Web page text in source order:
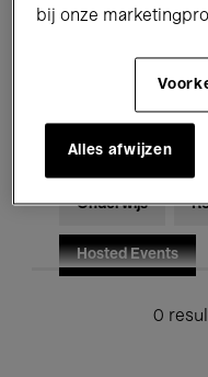
Jazz
Voor iedereen
Onderwijs
Hosted Events
0
bij onze
Alles afwijzen